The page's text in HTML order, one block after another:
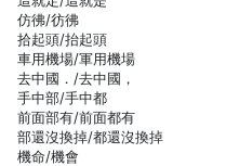
仿彿/彷彿
拾起頭/抬起頭
車用機場/軍用機場
去中國．/去中國，
手中部/手中都
前面部有/前面都有
部還沒換掉/都還沒換掉
機命/機會